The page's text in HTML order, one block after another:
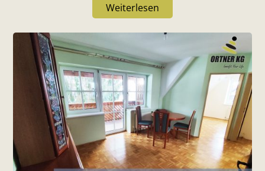
Weiterlesen